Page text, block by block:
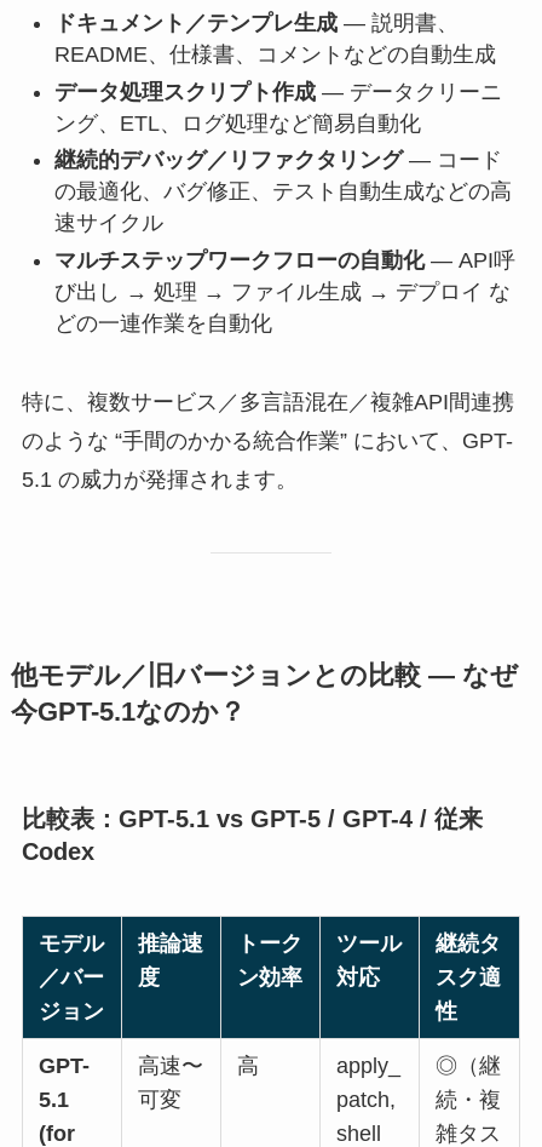
ドキュメント／テンプレ生成— 説明書、
README、仕様書、コメントなどの自動生成
データ処理スクリプト作成— データクリーニ
ング、ETL、ログ処理など簡易自動化
継続的デバッグ／リファクタリング— コード
の最適化、バグ修正、テスト自動生成などの高
速サイクル
マルチステップワークフローの自動化— API呼
び出し → 処理 → ファイル生成 → デプロイ な
どの一連作業を自動化
特に、複数サービス／多言語混在／複雑API間連携
のような “手間のかかる統合作業” において、GPT-
5.1 の威力が発揮されます。
他モデル／旧バージョンとの比較 — なぜ
今GPT-5.1なのか？
比較表：GPT-5.1 vs GPT-5 / GPT-4 / 従来
Codex
モデル
／バー
ジョン
推論速
度
トーク
ン効率
ツール
対応
継続タ
スク適
性
GPT-
5.1
(for
高速〜
可変
高
apply_
patch,
shell
◎（継
続・複
雑タス